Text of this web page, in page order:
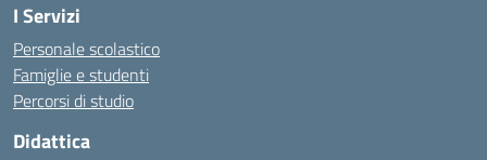
I Servizi
Personale scolastico
Famiglie e studenti
Percorsi di studio
Didattica